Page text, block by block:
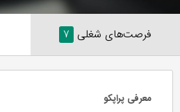
فرصت‌های شغلی ۷
معرفی پراپکو